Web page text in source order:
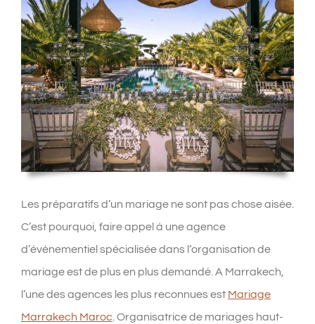
Les préparatifs d’un mariage ne sont pas chose aisée.
C’est pourquoi, faire appel à une agence
d’événementiel spécialisée dans l’organisation de
mariage est de plus en plus demandé. A Marrakech,
l’une des agences les plus reconnues est Mariage
Marrakech Maroc . Organisatrice de mariages haut-